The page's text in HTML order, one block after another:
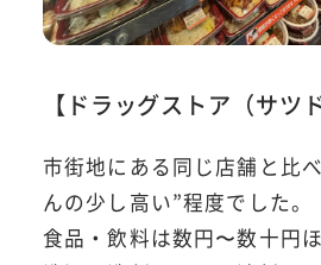
【ドラッグストア（サツ
市街地にある同じ店舗と比
んの少し高い”程度でした。
食品・飲料は数円〜数十円